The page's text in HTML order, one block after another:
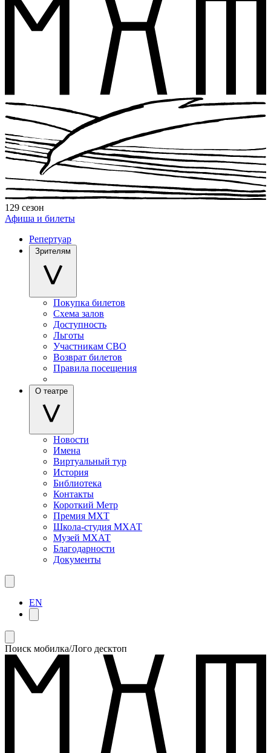
129 сезон
Афиша и билеты
Репертуар
Зрителям
Покупка билетов
Схема залов
Доступность
Льготы
Участникам СВО
Возврат билетов
Правила посещения
О театре
Новости
Имена
Виртуальный тур
История
Библиотека
Контакты
Короткий Метр
Премия МХТ
Школа-студия МХАТ
Музей МХАТ
Благодарности
Документы
EN
Поиск мобилка/Лого десктоп